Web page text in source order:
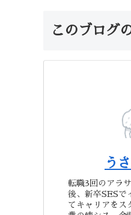
このブログ
う
転職3回のアラ
後、新卒SESで
てキャリアをス